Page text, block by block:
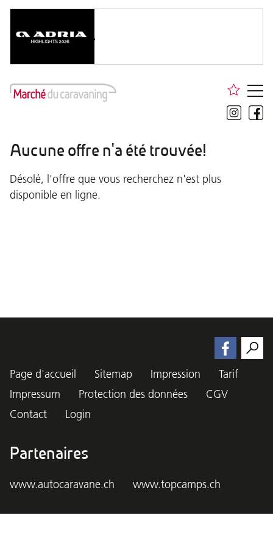
Aucune offre n'a été trouvée!
Désolé, l'offre que vous recherchez n'est plus
disponible en ligne.
Page d'accueil Sitemap Impression
Tarif
Impressum
Protection des données
CGV
Contact
Login
Partenaires
www.autocaravane.ch www.topcamps.ch